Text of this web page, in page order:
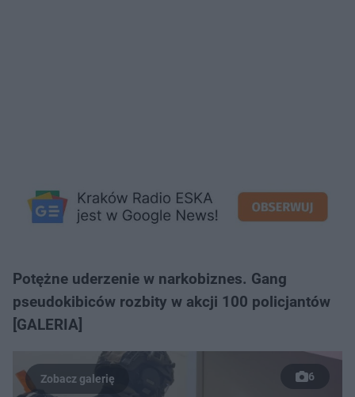
Potężne uderzenie w narkobiznes. Gang
pseudokibiców rozbity w akcji 100 policjantów
[GALERIA]
6